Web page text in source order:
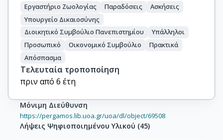
Εργαστήριο Ζωολογίας
Παραδόσεις
Ασκήσεις
Υπουργείο Δικαιοσύνης
Διοικητικό Συμβούλιο Πανεπιστημίου
Υπάλληλοι
Προσωπικό
Οικονομικό Συμβούλιο
Πρακτικά
Απόσπασμα
Τελευταία τροποποίηση
πριν από 6 έτη
Μόνιμη Διεύθυνση
https://pergamos.lib.uoa.gr/uoa/dl/object/69508
Λήψεις Ψηφιοποιημένου Υλικού (45)